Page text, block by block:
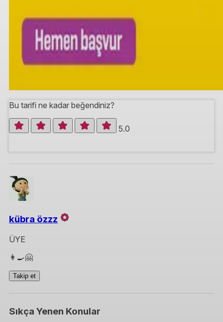
Bu tarifi ne kadar beğendiniz?
5.0
kübra özzz
ÜYE
👩‍🍳🤗
Takip et
Sıkça Yenen Konular